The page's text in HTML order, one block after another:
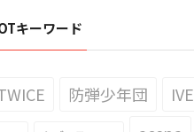
キーワード
防弾少年団 IVE